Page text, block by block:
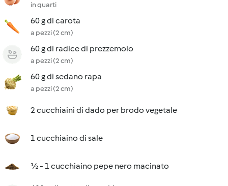
in quarti
60 g di carota
a pezzi (2 cm)
60 g di radice di prezzemolo
a pezzi (2 cm)
60 g di sedano rapa
a pezzi (2 cm)
2 cucchiaini di dado per brodo vegetale
1 cucchiaino di sale
½ - 1 cucchiaino pepe nero macinato